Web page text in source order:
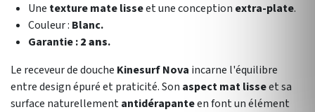
Une texture mate lisseet une conception extra-plate.
Couleur : Blanc.
Garantie :2 ans.
Le receveur de douche Kinesurf Nova incarne l'équilibre
entre design épuré et praticité. Son aspect mat lisseet sa
surface naturellementantidérapanteen font un élément